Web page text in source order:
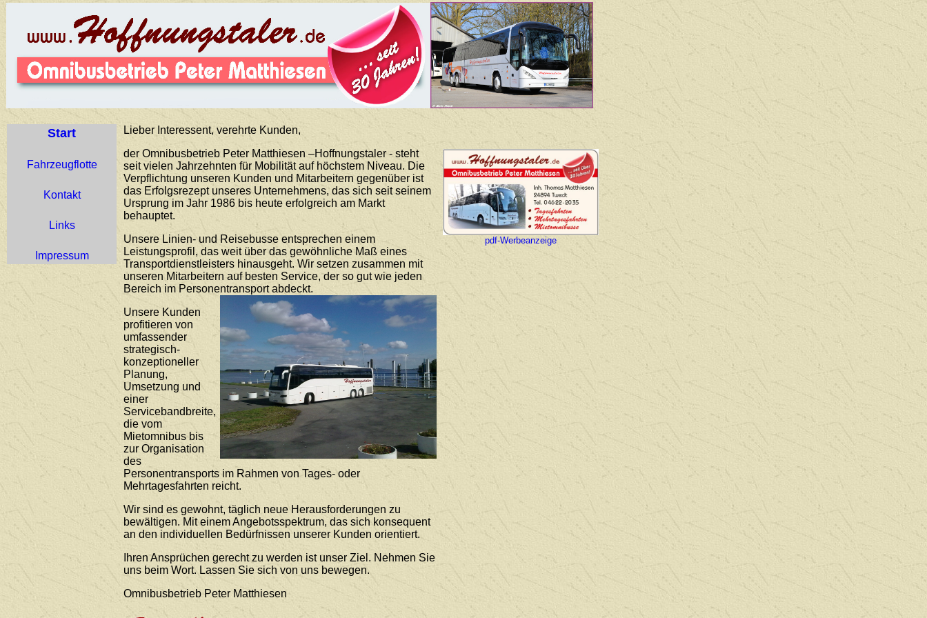
Start
Fahrzeugflotte
Kontakt
Links
Impressum
Lieber Interessent, verehrte Kunden,
der Omnibusbetrieb Peter Matthiesen –Hoffnungstaler - steht
seit vielen Jahrzehnten für Mobilität auf höchstem Niveau. Die
Verpflichtung unseren Kunden und Mitarbeitern gegenüber ist
das Erfolgsrezept unseres Unternehmens, das sich seit seinem
Ursprung im Jahr 1986 bis heute erfolgreich am Markt
behauptet.
Unsere Linien- und Reisebusse entsprechen einem
Leistungsprofil, das weit über das gewöhnliche Maß eines
Transportdienstleisters hinausgeht. Wir setzen zusammen mit
unseren Mitarbeitern auf besten Service, der so gut wie jeden
Bereich im Personentransport abdeckt.
Unsere Kunden
profitieren von
umfassender
strategisch-
konzeptioneller
Planung,
Umsetzung und
einer
Servicebandbreite,
die vom
Mietomnibus bis
zur Organisation
des
Personentransports im Rahmen von Tages- oder
Mehrtagesfahrten reicht.
Wir sind es gewohnt, täglich neue Herausforderungen zu
bewältigen. Mit einem Angebotsspektrum, das sich konsequent
an den individuellen Bedürfnissen unserer Kunden orientiert.
Ihren Ansprüchen gerecht zu werden ist unser Ziel. Nehmen Sie
uns beim Wort. Lassen Sie sich von uns bewegen.
Omnibusbetrieb Peter Matthiesen
pdf-Werbeanzeige